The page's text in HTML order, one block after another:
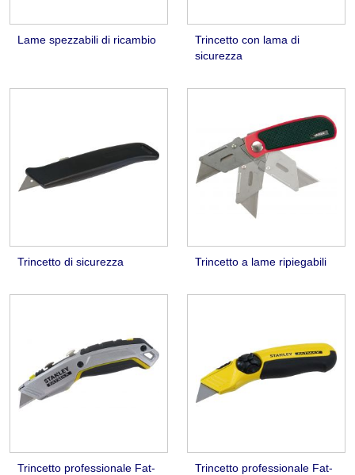
Lame spezzabili di ricambio
Trincetto con lama di
sicurezza
Trincetto di sicurezza Trincetto a lame ripiegabili
Trincetto professionale Fat-
Trincetto professionale Fat-